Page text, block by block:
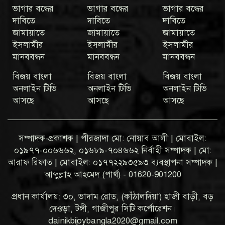
ভাগার বন্ধের
দাবিতে
জামায়াতে
ইসলামীর
মানববন্ধন
বিজয় বাংলা
অনলাইন টিভি
আসছে
ভাগার বন্ধের
দাবিতে
জামায়াতে
ইসলামীর
মানববন্ধন
বিজয় বাংলা
অনলাইন টিভি
আসছে
ভাগার বন্ধের
দাবিতে
জামায়াতে
ইসলামীর
মানববন্ধন
বিজয় বাংলা
অনলাইন টিভি
আসছে
সম্পাদক-প্রকাশক | পীরজাদা মো: নোয়াব আলী | মোবাইল:
০১৯৭৭-০০৬৬৬২, ০১৬৮৯-৭০৪৬৬২ নির্বাহী সম্পাদক | মো:
আরাফ রিফাত | মোবাইল: ০১৭৭২২৯৩৫৯৩ ব্যবস্থাপনা সম্পাদক |
আব্দুল্লাহ আহমেদ (পার্থ) - 01620-901200
প্রধান কার্যালয়: ৩০, ভাদাম রোড, (কাঁঠালদিয়া) হাজী বাড়ী, বড়
দেওড়া, টঙ্গী, গাজীপুর সিটি কর্পোরেশন।
dainikbijoybangla2020@gmail.com